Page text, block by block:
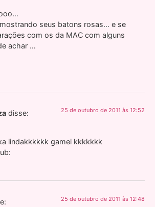
seus batons rosas… e se
com os da MAC com alguns
achar …
disse: 25 de outubro de 2011 às 12:52
lindakkkkkk gamei kkkkkkk
25 de outubro de 2011 às 12:48